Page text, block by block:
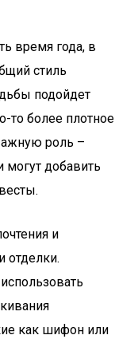
время года, в
стиль
подойдет
то более плотное
роль –
добавить
и
отделки.
как шифон или